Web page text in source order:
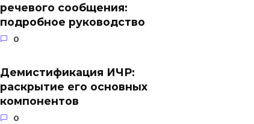
речевого сообщения:
подробное руководство
0
Демистификация ИЧР:
раскрытие его основных
компонентов
0